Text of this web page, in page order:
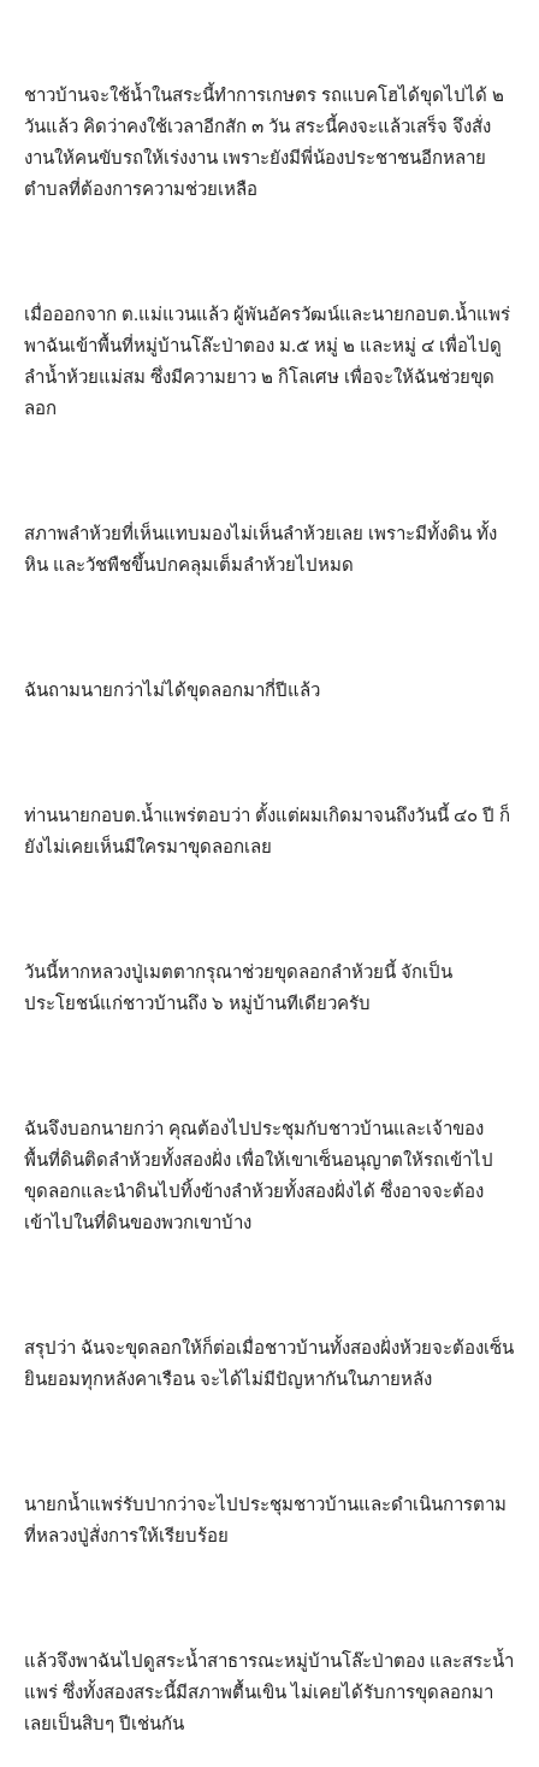
ชาวบ้านจะใช้น้ำในสระนี้ทำการเกษตร รถแบคโฮได้ขุดไปได้ ๒
วันแล้ว คิดว่าคงใช้เวลาอีกสัก ๓ วัน สระนี้คงจะแล้วเสร็จ จึงสั่ง
งานให้คนขับรถให้เร่งงาน เพราะยังมีพี่น้องประชาชนอีกหลาย
ตำบลที่ต้องการความช่วยเหลือ
เมื่อออกจาก ต.แม่แวนแล้ว ผู้พันอัครวัฒน์และนายกอบต.น้ำแพร่
พาฉันเข้าพื้นที่หมู่บ้านโล๊ะป่าตอง ม.๕ หมู่ ๒ และหมู่ ๔ เพื่อไปดู
ลำน้ำห้วยแม่สม ซึ่งมีความยาว ๒ กิโลเศษ เพื่อจะให้ฉันช่วยขุด
ลอก
สภาพลำห้วยที่เห็นแทบมองไม่เห็นลำห้วยเลย เพราะมีทั้งดิน ทั้ง
หิน และวัชพืชขึ้นปกคลุมเต็มลำห้วยไปหมด
ฉันถามนายกว่าไม่ได้ขุดลอกมากี่ปีแล้ว
ท่านนายกอบต.น้ำแพร่ตอบว่า ตั้งแต่ผมเกิดมาจนถึงวันนี้ ๔๐ ปี ก็
ยังไม่เคยเห็นมีใครมาขุดลอกเลย
วันนี้หากหลวงปู่เมตตากรุณาช่วยขุดลอกลำห้วยนี้ จักเป็น
ประโยชน์แก่ชาวบ้านถึง ๖ หมู่บ้านทีเดียวครับ
ฉันจึงบอกนายกว่า คุณต้องไปประชุมกับชาวบ้านและเจ้าของ
พื้นที่ดินติดลำห้วยทั้งสองฝั่ง เพื่อให้เขาเซ็นอนุญาตให้รถเข้าไป
ขุดลอกและนำดินไปทิ้งข้างลำห้วยทั้งสองฝั่งได้ ซึ่งอาจจะต้อง
เข้าไปในที่ดินของพวกเขาบ้าง
สรุปว่า ฉันจะขุดลอกให้ก็ต่อเมื่อชาวบ้านทั้งสองฝั่งห้วยจะต้องเซ็น
ยินยอมทุกหลังคาเรือน จะได้ไม่มีปัญหากันในภายหลัง
นายกน้ำแพร่รับปากว่าจะไปประชุมชาวบ้านและดำเนินการตาม
ที่หลวงปู่สั่งการให้เรียบร้อย
แล้วจึงพาฉันไปดูสระน้ำสาธารณะหมู่บ้านโล๊ะป่าตอง และสระน้ำ
แพร่ ซึ่งทั้งสองสระนี้มีสภาพตื้นเขิน ไม่เคยได้รับการขุดลอกมา
เลยเป็นสิบๆ ปีเช่นกัน